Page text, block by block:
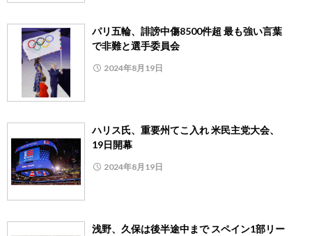
パリ五輪、誹謗中傷8500件超 最も強い言葉
で非難と選手委員会
2024年8月19日
ハリス氏、重要州てこ入れ 米民主党大会、
19日開幕
2024年8月19日
浅野、久保は後半途中まで スペイン1部リー